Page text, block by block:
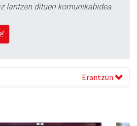
lantzen dituen komunikabidea
Erantzun